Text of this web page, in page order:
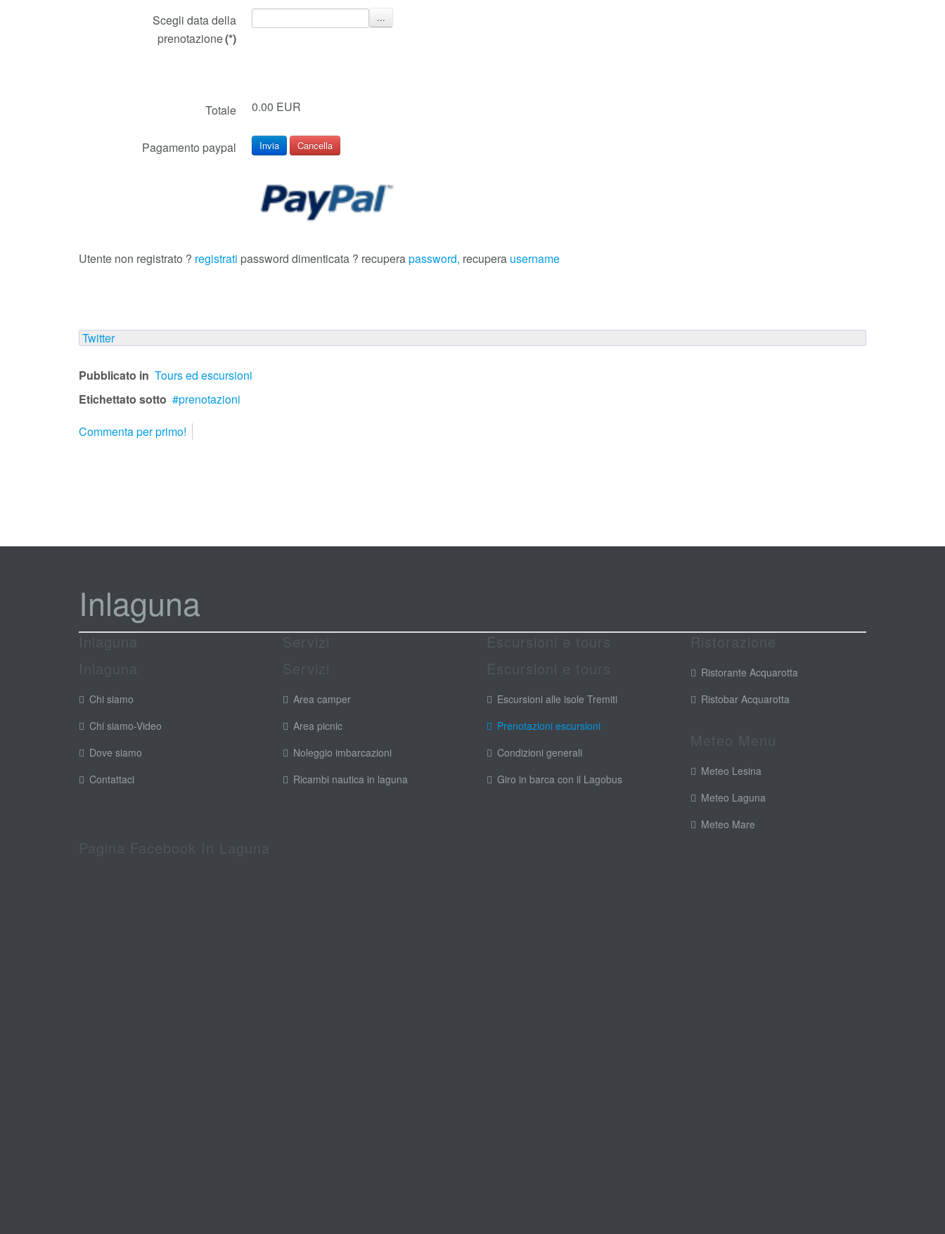
Scegli data della
prenotazione(*)
Totale 0.00 EUR
Pagamento paypal Invia Cancella
Utente non registrato ? registrati password dimenticata ? recuperapassword, recupera username
Twitter
Pubblicato in Tours ed escursioni
Etichettato sotto
prenotazioni
Commenta per primo!
Inlaguna
Chi siamo
Chi siamo-Video
Dove siamo
Contattaci
Area camper
Area picnic
Noleggio imbarcazioni
Ricambi nautica in laguna
Escursioni alle isole Tremiti
Prenotazioni escursioni
Condizioni generali
Giro in barca con il Lagobus
Ristorante Acquarotta
Ristobar Acquarotta
Meteo Lesina
Meteo Laguna
Meteo Mare